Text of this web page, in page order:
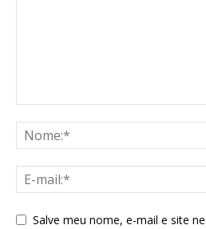
Salve meu nome, e-mail e site